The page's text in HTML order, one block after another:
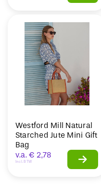
Westford Mill Natural
Starched Jute Mini Gift
Bag
v.a. € 2,78
Incl. BTW